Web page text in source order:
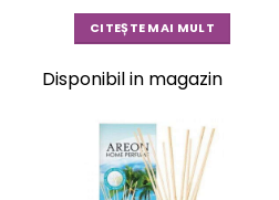
CITEȘTE MAI MULT
Disponibil in magazin